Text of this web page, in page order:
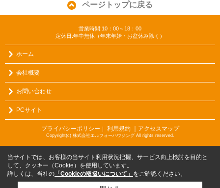
ページトップに戻る
営業時間:10：00～18：00
定休日:年中無休（年末年始・お盆休み除く）
ホーム
会社概要
お問い合わせ
PCサイト
プライバシーポリシー 利用規約 ｜アクセスマップ
Copyright(c) 株式会社エルフォーハウジング All rights reserved.
当サイトでは、お客様の当サイト利用状況把握、サービス向上検討を目的と
して、クッキー（Cookie）を使用しています。
詳しくは、当社の 「Cookieの取扱いについて」 をご確認ください。